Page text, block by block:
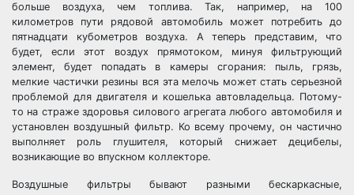
больше воздуха, чем топлива. Так, например, на 100
километров пути рядовой автомобиль может потребить до
пятнадцати кубометров воздуха. А теперь представим, что
будет, если этот воздух прямотоком, минуя фильтрующий
элемент, будет попадать в камеры сгорания: пыль, грязь,
мелкие частички резины вся эта мелочь может стать серьезной
проблемой для двигателя и кошелька автовладельца. Потому-
то на страже здоровья силового агрегата любого автомобиля и
установлен воздушный фильтр. Ко всему прочему, он частично
выполняет роль глушителя, который снижает децибелы,
возникающие во впускном коллекторе.
Воздушные фильтры бывают разными бескаркасные,